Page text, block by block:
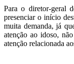
Para o diretor-geral
presenciar o início
muita demanda, já
atenção ao idoso,
atenção relacionada